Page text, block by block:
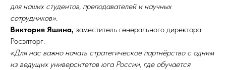
для наших студентов, преподавателей и научных
сотрудников».
Виктория Яшина, заместитель генерального директора
Росэлторг:
«Для нас важно начать стратегическое партнёрство с одним
из ведущих университетов юга России, где обучается